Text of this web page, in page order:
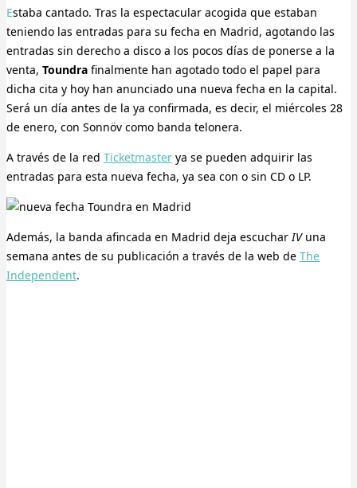
Estaba cantado. Tras la espectacular acogida que estaban
teniendo las entradas para su fecha en Madrid, agotando las
entradas sin derecho a disco a los pocos días de ponerse a la
venta, Toundra finalmente han agotado todo el papel para
dicha cita y hoy han anunciado una nueva fecha en la capital.
Será un día antes de la ya confirmada, es decir, el miércoles 28
de enero, con Sonnöv como banda telonera.
A través de la red Ticketmaster ya se pueden adquirir las
entradas para esta nueva fecha, ya sea con o sin CD o LP.
Además, la banda afincada en Madrid deja escuchar IVuna
semana antes de su publicación a través de la web de The
Independent.